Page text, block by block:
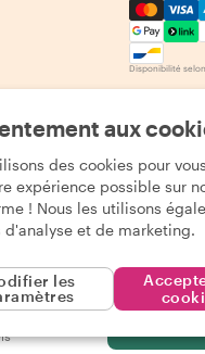
Disponibilité
| Politique de
site
aux
des cookies pour
expérience possible sur
! Nous les utilisons
d'analyse et de marketing.
les